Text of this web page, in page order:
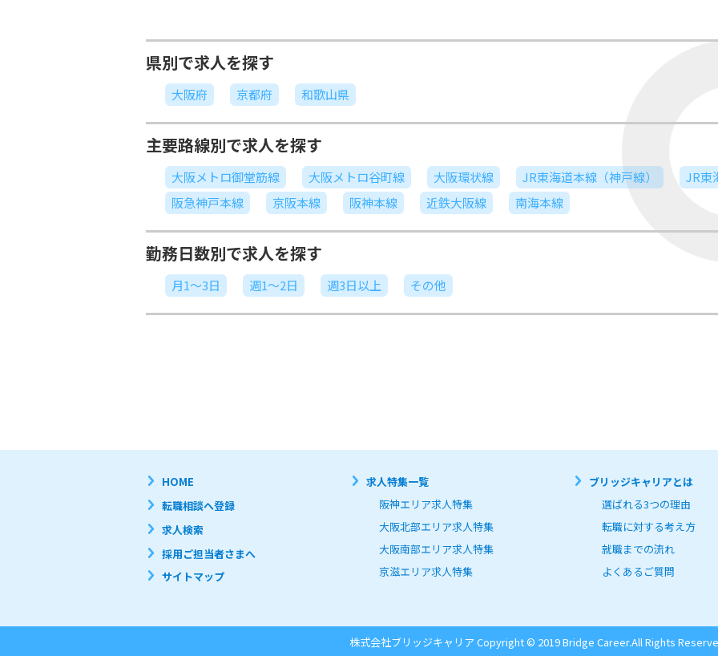
県別で求人を探す
大阪府 京都府 和歌山県
主要路線別で求人を探す
大阪メトロ御堂筋線 大阪メトロ谷町線 大阪環状線 JR東海道本線（神戸線）
JR東
阪急神戸本線
京阪本線 阪神本線 近鉄大阪線 南海本線
勤務日数別で求人を探す
月1～3日 週1～2日 週3日以上 その他
HOME
転職相談へ登録
求人検索
採用ご担当者さまへ
サイトマップ
求人特集一覧
阪神エリア求人特集
大阪北部エリア求人特集
大阪南部エリア求人特集
京滋エリア求人特集
ブリッジキャリアとは
選ばれる3つの理由
転職に対する考え方
就職までの流れ
よくあるご質問
株式会社ブリッジキャリア Copyright © 2019 Bridge Career.All Rights